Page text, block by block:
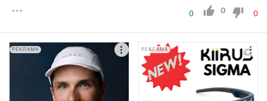
0 0 0
РЕКЛАМА РЕКЛАМА